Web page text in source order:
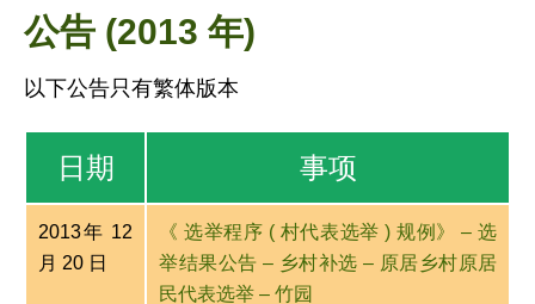
公告 (2013 年)
以下公告只有繁体版本
日期 事项
2013年 12
月 20 日
《 选举程序 ( 村代表选举 ) 规例》 – 选
举结果公告 – 乡村补选 – 原居乡村原居
民代表选举 – 竹园